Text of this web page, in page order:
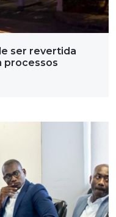
ser revertida
processos